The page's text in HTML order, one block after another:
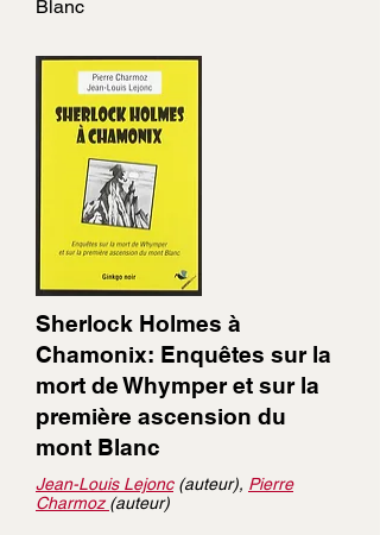
Blanc
Sherlock Holmes à
Chamonix: Enquêtes sur la
mort de Whymper et sur la
première ascension du
mont Blanc
Jean-Louis Lejonc(auteur), Pierre
Charmoz (auteur)